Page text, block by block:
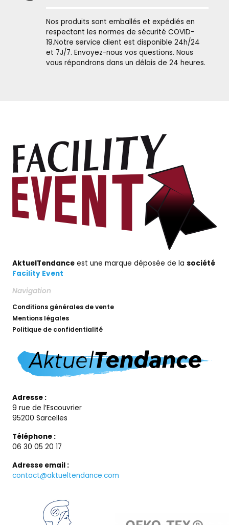
Nos produits sont emballés et expédiés en
respectant les normes de sécurité COVID-
19.Notre service client est disponible 24h/24
et 7J/7. Envoyez-nous vos questions. Nous
vous répondrons dans un délais de 24 heures.
AktuelTendance est une marque déposée de la société
Facility Event
Adresse :
9 rue de l’Escouvrier
95200 Sarcelles
Téléphone :
06 30 05 20 17
Adresse email :
contact@aktueltendance.com
Navigation
Conditions générales de vente
Mentions légales
Politique de confidentialité